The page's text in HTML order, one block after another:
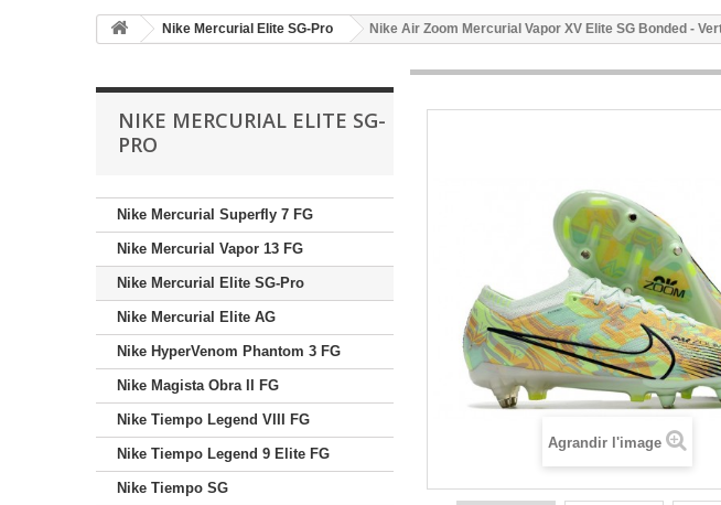
Nike Mercurial Elite SG-Pro Nike Air Zoom Mercurial Vapor XV Elite SG Bonded -
NIKE MERCURIAL ELITE SG-
PRO
Nike Mercurial Superfly 7 FG
Nike Mercurial Vapor 13 FG
Nike Mercurial Elite SG-Pro
Nike Mercurial Elite AG
Nike HyperVenom Phantom 3 FG
Nike Magista Obra II FG
Nike Tiempo Legend VIII FG
Nike Tiempo Legend 9 Elite FG
Nike Tiempo SG
Agrandir l'image